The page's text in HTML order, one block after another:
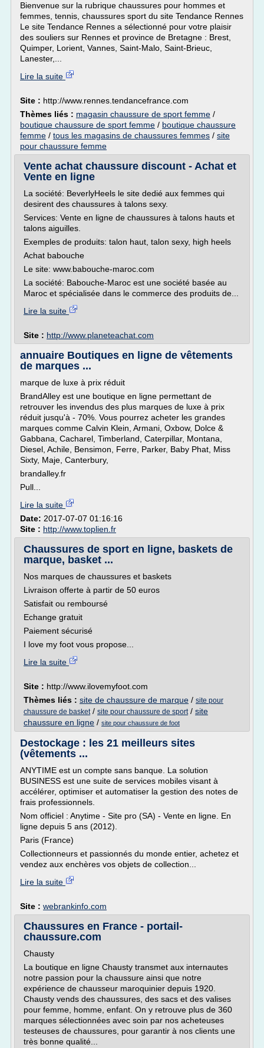
Bienvenue sur la rubrique chaussures pour hommes et
femmes, tennis, chaussures sport du site Tendance Rennes
Le site Tendance Rennes a sélectionné pour votre plaisir
des souliers sur Rennes et province de Bretagne : Brest,
Quimper, Lorient, Vannes, Saint-Malo, Saint-Brieuc,
Lanester,...
Lire la suite
Site : http://www.rennes.tendancefrance.com
Thèmes liés : magasin chaussure de sport femme /
boutique chaussure de sport femme / boutique chaussure
femme / tous les magasins de chaussures femmes / site
pour chaussure femme
Vente achat chaussure discount - Achat et
Vente en ligne
La société: BeverlyHeels le site dedié aux femmes qui
desirent des chaussures à talons sexy.
Services: Vente en ligne de chaussures à talons hauts et
talons aiguilles.
Exemples de produits: talon haut, talon sexy, high heels
Achat babouche
Le site: www.babouche-maroc.com
La société: Babouche-Maroc est une société basée au
Maroc et spécialisée dans le commerce des produits de...
Lire la suite
Site : http://www.planeteachat.com
annuaire Boutiques en ligne de vêtements
de marques ...
marque de luxe à prix réduit
BrandAlley est une boutique en ligne permettant de
retrouver les invendus des plus marques de luxe à prix
réduit jusqu'à - 70%. Vous pourrez acheter les grandes
marques comme Calvin Klein, Armani, Oxbow, Dolce &
Gabbana, Cacharel, Timberland, Caterpillar, Montana,
Diesel, Achile, Bensimon, Ferre, Parker, Baby Phat, Miss
Sixty, Maje, Canterbury,
brandalley.fr
Pull...
Lire la suite
Date: 2017-07-07 01:16:16
Site : http://www.toplien.fr
Chaussures de sport en ligne, baskets de
marque, basket ...
Nos marques de chaussures et baskets
Livraison offerte à partir de 50 euros
Satisfait ou remboursé
Echange gratuit
Paiement sécurisé
I love my foot vous propose...
Lire la suite
Site : http://www.ilovemyfoot.com
Thèmes liés : site de chaussure de marque / site pour
chaussure de basket/ site pour chaussure de sport/ site
chaussure en ligne / site pour chaussure de foot
Destockage : les 21 meilleurs sites
(vêtements ...
ANYTIME est un compte sans banque. La solution
BUSINESS est une suite de services mobiles visant à
accélérer, optimiser et automatiser la gestion des notes de
frais professionnels.
Nom officiel : Anytime - Site pro (SA) - Vente en ligne. En
ligne depuis 5 ans (2012).
Paris (France)
Collectionneurs et passionnés du monde entier, achetez et
vendez aux enchères vos objets de collection...
Lire la suite
Site : webrankinfo.com
Chaussures en France - portail-
chaussure.com
Chausty
La boutique en ligne Chausty transmet aux internautes
notre passion pour la chaussure ainsi que notre
expérience de chausseur maroquinier depuis 1920.
Chausty vends des chaussures, des sacs et des valises
pour femme, homme, enfant. On y retrouve plus de 360
marques sélectionnées avec soin par nos acheteuses
testeuses de chaussures, pour garantir à nos clients une
très bonne qualité...